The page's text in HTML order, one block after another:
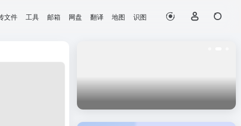
文件 工具 邮箱 网盘 翻译 地图 识图
美图；通过猜词了解和认知图片内容...